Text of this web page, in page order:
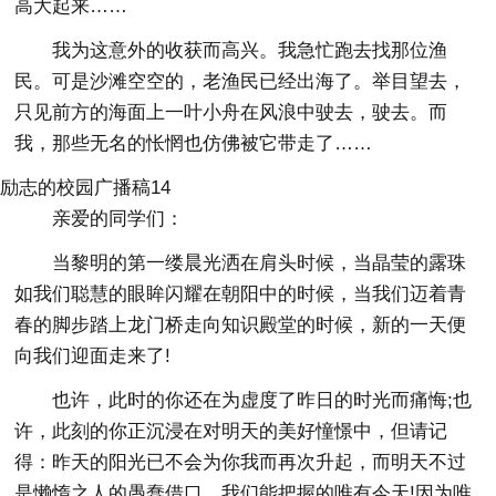
高大起来……
我为这意外的收获而高兴。我急忙跑去找那位渔
民。可是沙滩空空的，老渔民已经出海了。举目望去，
只见前方的海面上一叶小舟在风浪中驶去，驶去。而
我，那些无名的怅惘也仿佛被它带走了……
励志的校园广播稿14
亲爱的同学们：
当黎明的第一缕晨光洒在肩头时候，当晶莹的露珠
如我们聪慧的眼眸闪耀在朝阳中的时候，当我们迈着青
春的脚步踏上龙门桥走向知识殿堂的时候，新的一天便
向我们迎面走来了!
也许，此时的你还在为虚度了昨日的时光而痛悔;也
许，此刻的你正沉浸在对明天的美好憧憬中，但请记
得：昨天的阳光已不会为你我而再次升起，而明天不过